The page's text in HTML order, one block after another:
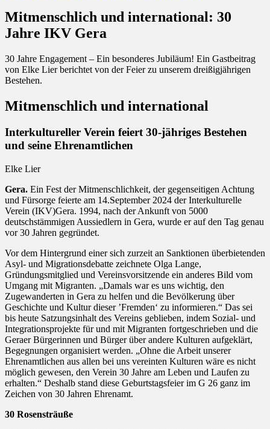
Mitmenschlich und international: 30
Jahre IKV Gera
30 Jahre Engagement – Ein besonderes Jubiläum! Ein Gastbeitrag
von Elke Lier berichtet von der Feier zu unserem dreißigjährigen
Bestehen.
Mitmenschlich und international
Interkultureller Verein feiert 30-jähriges Bestehen
und seine Ehrenamtlichen
Elke Lier
Gera. Ein Fest der Mitmenschlichkeit, der gegenseitigen Achtung
und Fürsorge feierte am 14.September 2024 der Interkulturelle
Verein (IKV)Gera. 1994, nach der Ankunft von 5000
deutschstämmigen Aussiedlern in Gera, wurde er auf den Tag genau
vor 30 Jahren gegründet.
Vor dem Hintergrund einer sich zurzeit an Sanktionen überbietenden
Asyl- und Migrationsdebatte zeichnete Olga Lange,
Gründungsmitglied und Vereinsvorsitzende ein anderes Bild vom
Umgang mit Migranten. „Damals war es uns wichtig, den
Zugewanderten in Gera zu helfen und die Bevölkerung über
Geschichte und Kultur dieser ’Fremden‘ zu informieren.“ Das sei
bis heute Satzungsinhalt des Vereins geblieben, indem Sozial- und
Integrationsprojekte für und mit Migranten fortgeschrieben und die
Geraer Bürgerinnen und Bürger über andere Kulturen aufgeklärt,
Begegnungen organisiert werden. „Ohne die Arbeit unserer
Ehrenamtlichen aus allen bei uns vereinten Kulturen wäre es nicht
möglich gewesen, den Verein 30 Jahre am Leben und Laufen zu
erhalten.“ Deshalb stand diese Geburtstagsfeier im G 26 ganz im
Zeichen von 30 Jahren Ehrenamt.
30 Rosensträuße